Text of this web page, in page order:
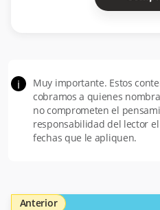
i
Muy importante. Estos
cobramos a quienes
no comprometen el
responsabilidad del lector
fechas que le apliquen.
Anterior